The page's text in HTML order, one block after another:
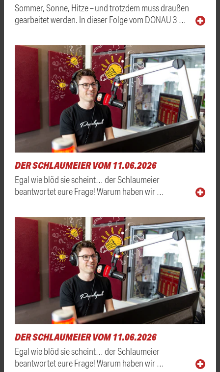
Sommer, Sonne, Hitze – und trotzdem muss draußen
gearbeitet werden. In dieser Folge vom DONAU 3 …
DER SCHLAUMEIER VOM 11.06.2026
Egal wie blöd sie scheint… der Schlaumeier
beantwortet eure Frage! Warum haben wir …
DER SCHLAUMEIER VOM 11.06.2026
Egal wie blöd sie scheint… der Schlaumeier
beantwortet eure Frage! Warum haben wir …